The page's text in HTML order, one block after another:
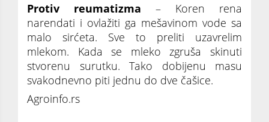
Protiv reumatizma – Koren rena
narendati i ovlažiti ga mešavinom vode sa
malo sirćeta. Sve to preliti uzavrelim
mlekom. Kada se mleko zgruša skinuti
stvorenu surutku. Tako dobijenu masu
svakodnevno piti jednu do dve čašice.
Agroinfo.rs